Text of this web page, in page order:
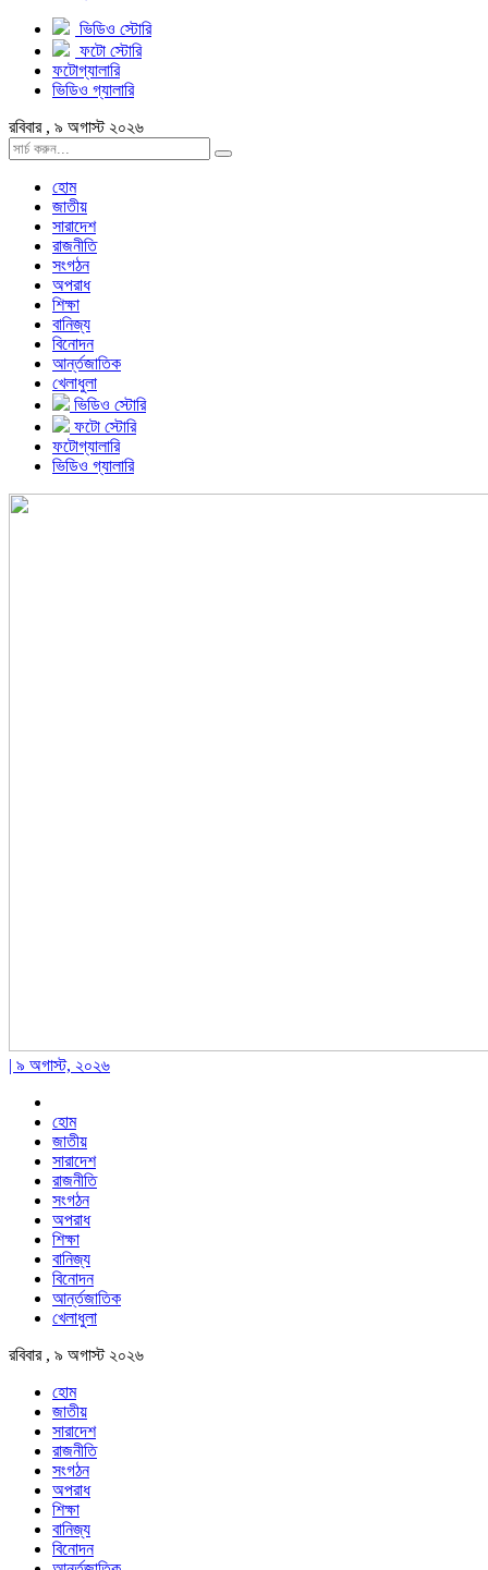
ভিডিও স্টোরি
ফটো স্টোরি
ফটোগ্যালারি
ভিডিও গ্যালারি
রবিবার , ৯ অগাস্ট ২০২৬
হোম
জাতীয়
সারাদেশ
রাজনীতি
সংগঠন
অপরাধ
শিক্ষা
বানিজ্য
বিনোদন
আর্ন্তজাতিক
খেলাধুলা
ভিডিও স্টোরি
ফটো স্টোরি
ফটোগ্যালারি
ভিডিও গ্যালারি
| ৯ অগাস্ট, ২০২৬
হোম
জাতীয়
সারাদেশ
রাজনীতি
সংগঠন
অপরাধ
শিক্ষা
বানিজ্য
বিনোদন
আর্ন্তজাতিক
খেলাধুলা
রবিবার , ৯ অগাস্ট ২০২৬
হোম
জাতীয়
সারাদেশ
রাজনীতি
সংগঠন
অপরাধ
শিক্ষা
বানিজ্য
বিনোদন